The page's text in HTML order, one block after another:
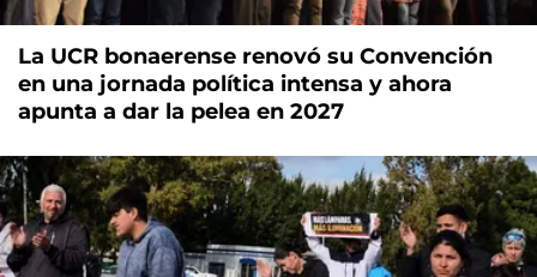
La UCR bonaerense renovó su Convención
en una jornada política intensa y ahora
apunta a dar la pelea en 2027